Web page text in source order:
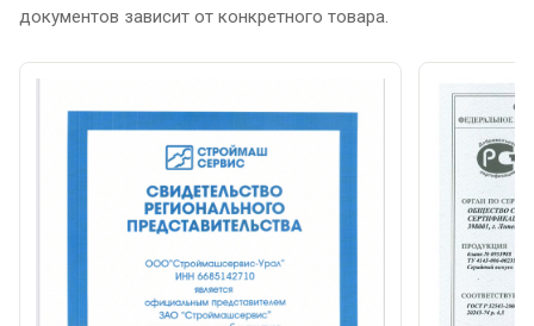
документов зависит от конкретного товара.